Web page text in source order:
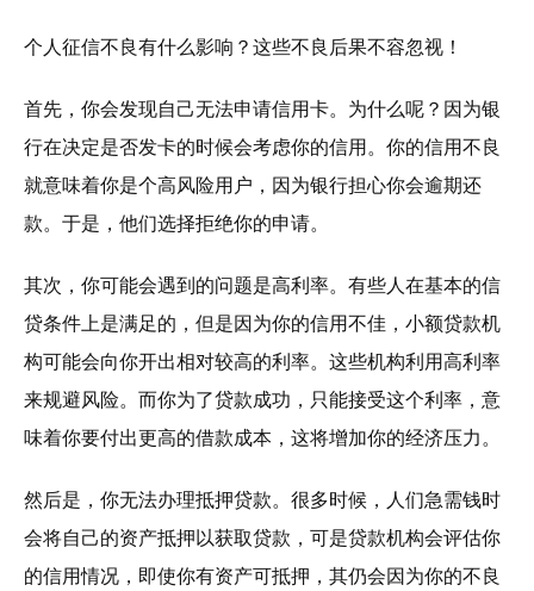
个人征信不良有什么影响？这些不良后果不容忽视！
首先，你会发现自己无法申请信用卡。为什么呢？因为银
行在决定是否发卡的时候会考虑你的信用。你的信用不良
就意味着你是个高风险用户，因为银行担心你会逾期还
款。于是，他们选择拒绝你的申请。
其次，你可能会遇到的问题是高利率。有些人在基本的信
贷条件上是满足的，但是因为你的信用不佳，小额贷款机
构可能会向你开出相对较高的利率。这些机构利用高利率
来规避风险。而你为了贷款成功，只能接受这个利率，意
味着你要付出更高的借款成本，这将增加你的经济压力。
然后是，你无法办理抵押贷款。很多时候，人们急需钱时
会将自己的资产抵押以获取贷款，可是贷款机构会评估你
的信用情况，即使你有资产可抵押，其仍会因为你的不良